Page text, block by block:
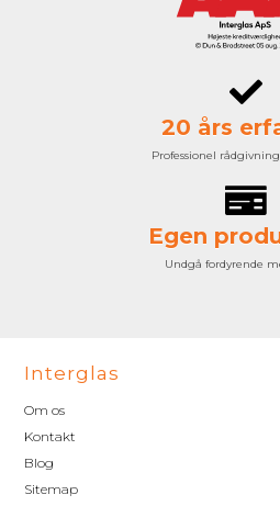
20 års
Professionel rådgivning
Egen
Undgå fordyrende
Interglas
Om os
Kontakt
Blog
Sitemap